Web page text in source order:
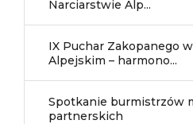
Narciarstwie Alp...
IX Puchar Zakopanego
Alpejskim – harmono...
Spotkanie burmistrzów
partnerskich